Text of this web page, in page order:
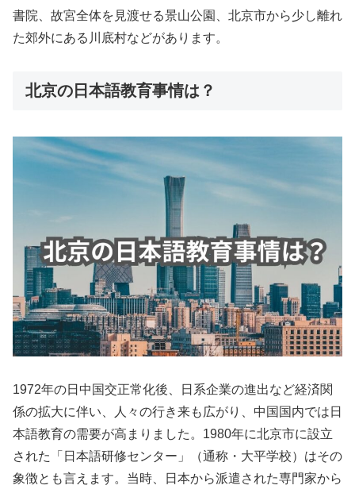
書院、故宮全体を見渡せる景山公園、北京市から少し離れ
た郊外にある川底村などがあります。
北京の日本語教育事情は？
1972年の日中国交正常化後、日系企業の進出など経済関
係の拡大に伴い、人々の行き来も広がり、中国国内では日
本語教育の需要が高まりました。1980年に北京市に設立
された「日本語研修センター」（通称・大平学校）はその
象徴とも言えます。当時、日本から派遣された専門家から